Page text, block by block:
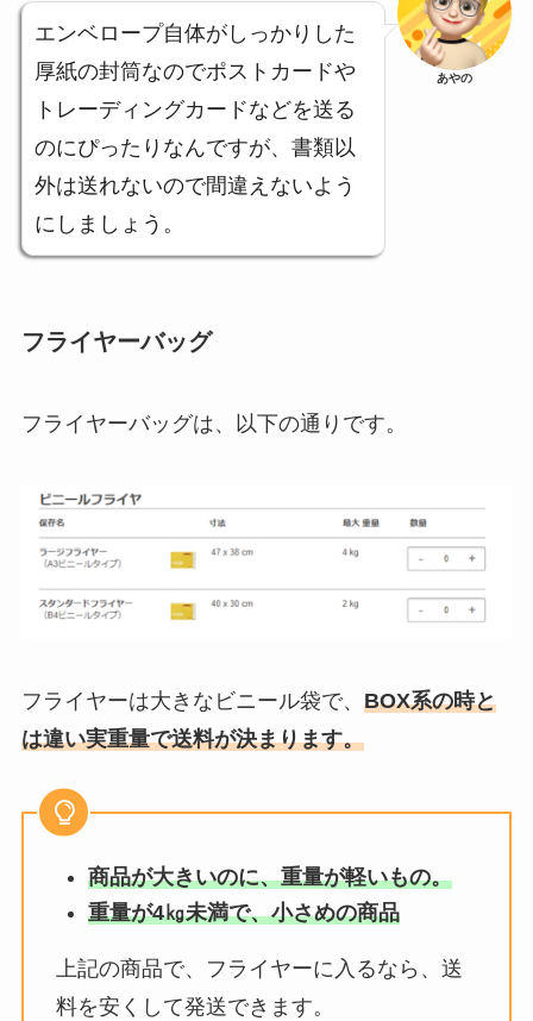
エンベロープ自体がしっかりした
厚紙の封筒なのでポストカードや
トレーディングカードなどを送る
のにぴったりなんですが、書類以
外は送れないので間違えないよう
にしましょう。
あやの
フライヤーバッグ
フライヤーバッグは、以下の通りです。
フライヤーは大きなビニール袋で、 BOX系の時と
は違い実重量で送料が決まります。
商品が大きいのに、重量が軽いもの。
重量が4㎏未満で、小さめの商品
上記の商品で、フライヤーに入るなら、送
料を安くして発送できます。